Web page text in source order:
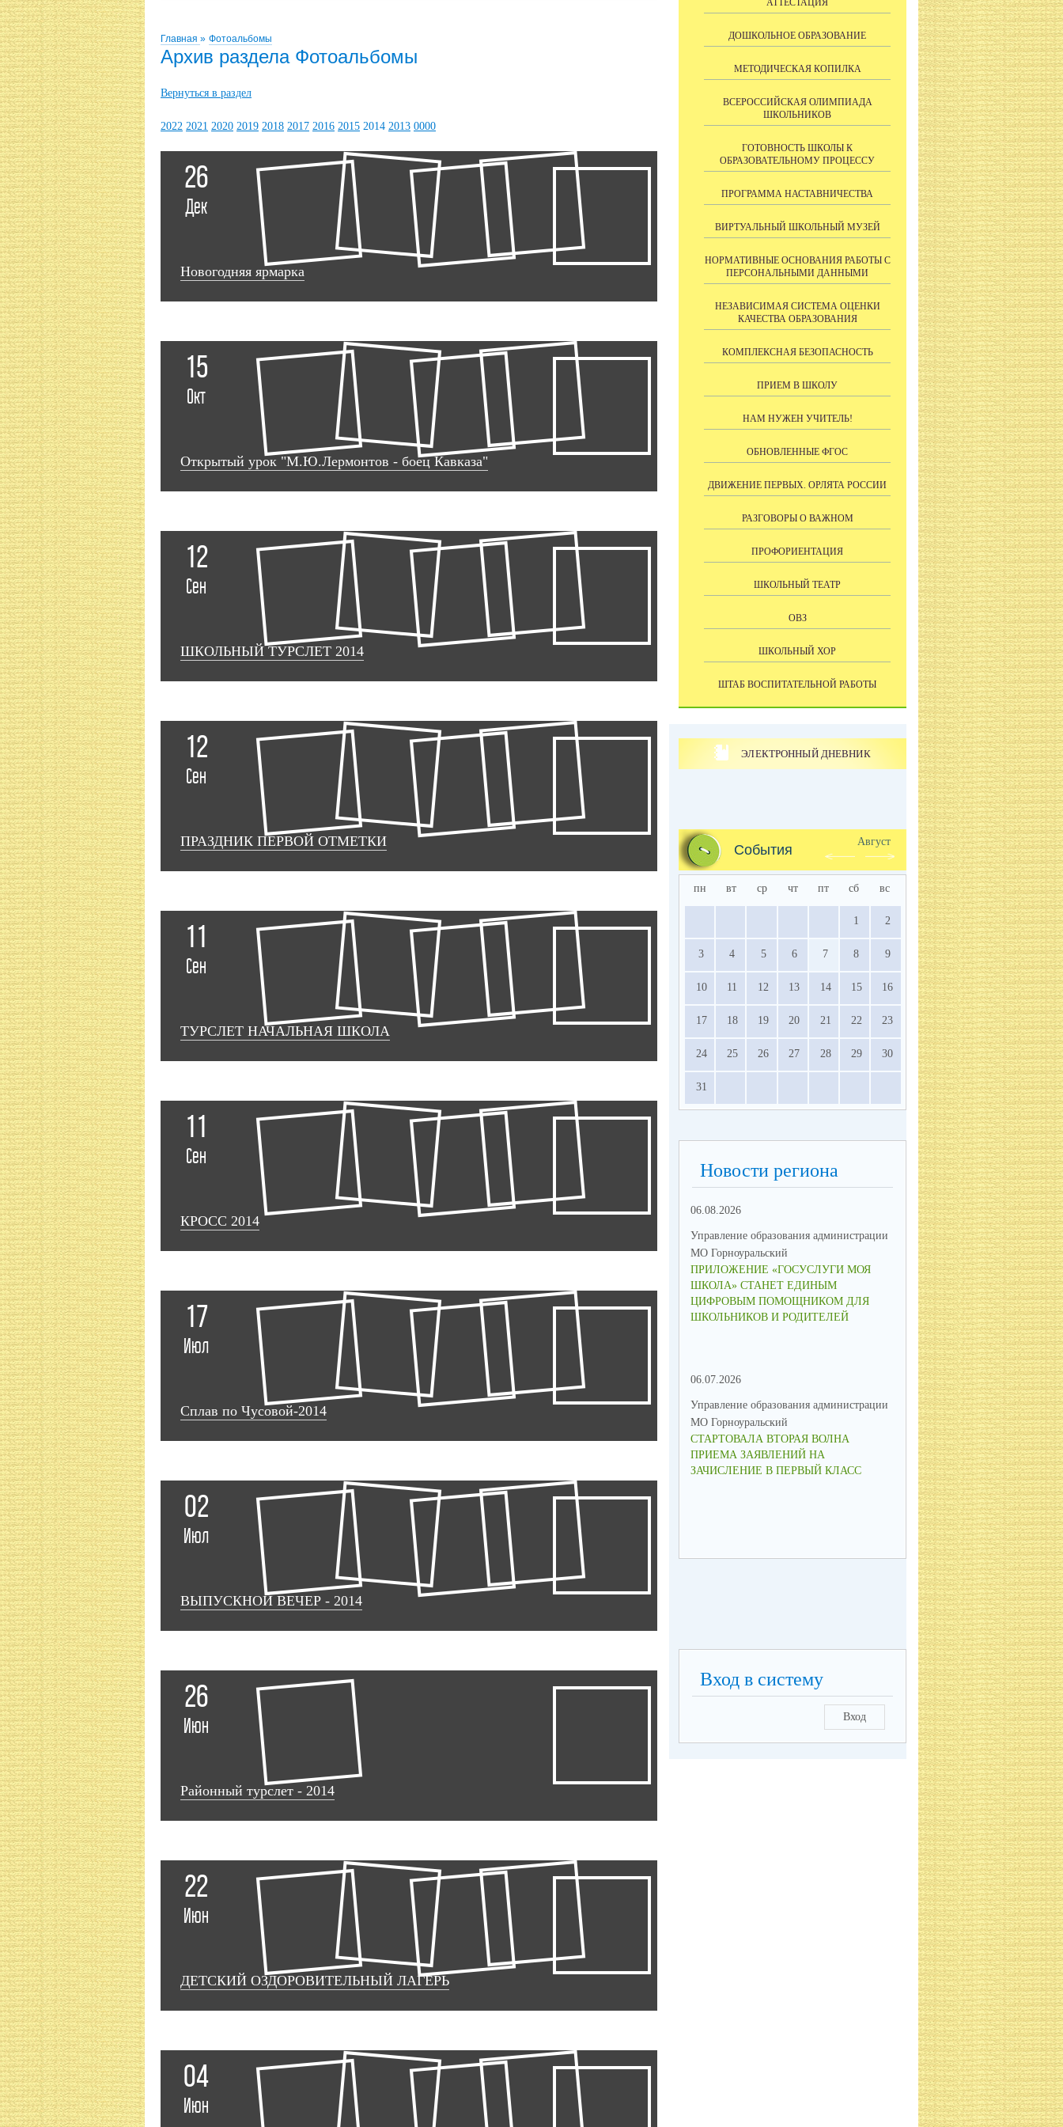
Главная » Фотоальбомы
Архив раздела Фотоальбомы
Вернуться в раздел
2022 2021 2020 2019 2018 2017 2016 2015 2014 2013 0000
26
Дек
Новогодняя ярмарка
15
Окт
Открытый урок "М.Ю.Лермонтов - боец Кавказа"
12
Сен
ШКОЛЬНЫЙ ТУРСЛЕТ 2014
12
Сен
ПРАЗДНИК ПЕРВОЙ ОТМЕТКИ
11
Сен
ТУРСЛЕТ НАЧАЛЬНАЯ ШКОЛА
11
Сен
КРОСС 2014
17
Июл
Сплав по Чусовой-2014
02
Июл
ВЫПУСКНОЙ ВЕЧЕР - 2014
26
Июн
Районный турслет - 2014
22
Июн
ДЕТСКИЙ ОЗДОРОВИТЕЛЬНЫЙ ЛАГЕРЬ
04
Июн
АТТЕСТАЦИЯ
ДОШКОЛЬНОЕ ОБРАЗОВАНИЕ
МЕТОДИЧЕСКАЯ КОПИЛКА
ВСЕРОССИЙСКАЯ ОЛИМПИАДА
ШКОЛЬНИКОВ
ГОТОВНОСТЬ ШКОЛЫ К
ОБРАЗОВАТЕЛЬНОМУ ПРОЦЕССУ
ПРОГРАММА НАСТАВНИЧЕСТВА
ВИРТУАЛЬНЫЙ ШКОЛЬНЫЙ МУЗЕЙ
НОРМАТИВНЫЕ ОСНОВАНИЯ РАБОТЫ С
ПЕРСОНАЛЬНЫМИ ДАННЫМИ
НЕЗАВИСИМАЯ СИСТЕМА ОЦЕНКИ
КАЧЕСТВА ОБРАЗОВАНИЯ
КОМПЛЕКСНАЯ БЕЗОПАСНОСТЬ
ПРИЕМ В ШКОЛУ
НАМ НУЖЕН УЧИТЕЛЬ!
ОБНОВЛЕННЫЕ ФГОС
ДВИЖЕНИЕ ПЕРВЫХ. ОРЛЯТА РОССИИ
РАЗГОВОРЫ О ВАЖНОМ
ПРОФОРИЕНТАЦИЯ
ШКОЛЬНЫЙ ТЕАТР
ОВЗ
ШКОЛЬНЫЙ ХОР
ШТАБ ВОСПИТАТЕЛЬНОЙ РАБОТЫ
ЭЛЕКТРОННЫЙ ДНЕВНИК
События
Август
пн вт ср чт пт сб вс
1 2
3 4 5 6 7 8 9
10 11 12 13 14 15 16
17 18 19 20 21 22 23
24 25 26 27 28 29 30
31
Новости региона
06.08.2026
Управление образования администрации
МО Горноуральский
ПРИЛОЖЕНИЕ «ГОСУСЛУГИ МОЯ
ШКОЛА» СТАНЕТ ЕДИНЫМ
ЦИФРОВЫМ ПОМОЩНИКОМ ДЛЯ
ШКОЛЬНИКОВ И РОДИТЕЛЕЙ
06.07.2026
Управление образования администрации
МО Горноуральский
СТАРТОВАЛА ВТОРАЯ ВОЛНА
ПРИЕМА ЗАЯВЛЕНИЙ НА
ЗАЧИСЛЕНИЕ В ПЕРВЫЙ КЛАСС
23.06.2026
Управление образования
МО Горноуральский
В ОБРАЗОВАТЕЛЬНЫХ
УЧРЕЖДЕНИЯХ
ОКРУГА ГОРНОУРАЛЬСКИЙ
ПАМЯТНЫЕ МЕРОПРИЯТИЯ
16.06.2026
Управление образования
МО Горноуральский
ВОСПИТАНИЕ: МЫСЛИМ ПО-
НОВОМУ, ДЕЙСТВУЕМ
Вход в систему
Вход